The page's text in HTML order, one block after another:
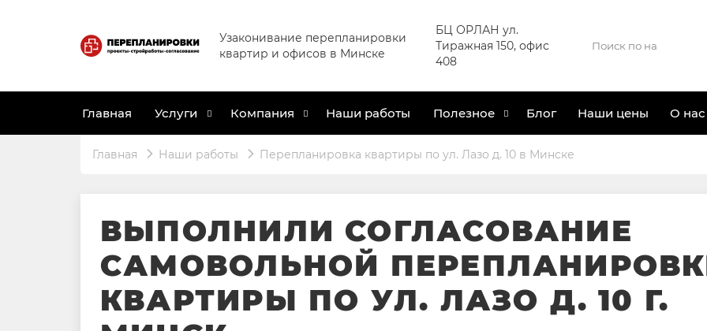
Узаконивание перепланировки
квартир и офисов в Минске
БЦ ОРЛАН ул.
Тиражная 150, офис
408
Главная Услуги Компания Наши работы Полезное Блог Наши цены О нас
Главная Наши работы Перепланировка квартиры по ул. Лазо д. 10 в Минске
ВЫПОЛНИЛИ СОГЛАСОВАНИЕ
САМОВОЛЬНОЙ
КВАРТИРЫ ПО УЛ. ЛАЗО Д. 10 Г.